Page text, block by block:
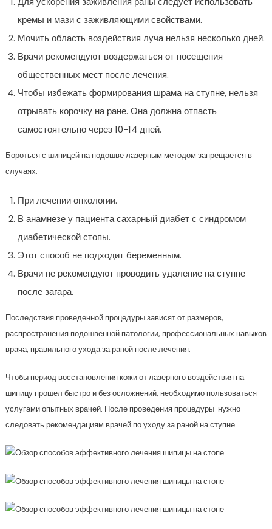
кремы и мази с заживляющими свойствами.
Мочить область воздействия луча нельзя несколько дней.
Врачи рекомендуют воздержаться от посещения
общественных мест после лечения.
Чтобы избежать формирования шрама на ступне, нельзя
отрывать корочку на ране. Она должна отпасть
самостоятельно через 10-14 дней.
Бороться с шипицей на подошве лазерным методом запрещается в
случаях:
При лечении онкологии.
В анамнезе у пациента сахарный диабет с синдромом
диабетической стопы.
Этот способ не подходит беременным.
Врачи не рекомендуют проводить удаление на ступне
после загара.
Последствия проведенной процедуры зависят от размеров,
распространения подошвенной патологии, профессиональных навыков
врача, правильного ухода за раной после лечения.
Чтобы период восстановления кожи от лазерного воздействия на
шипицу прошел быстро и без осложнений, необходимо пользоваться
услугами опытных врачей. После проведения процедуры нужно
следовать рекомендациям врачей по уходу за раной на ступне.